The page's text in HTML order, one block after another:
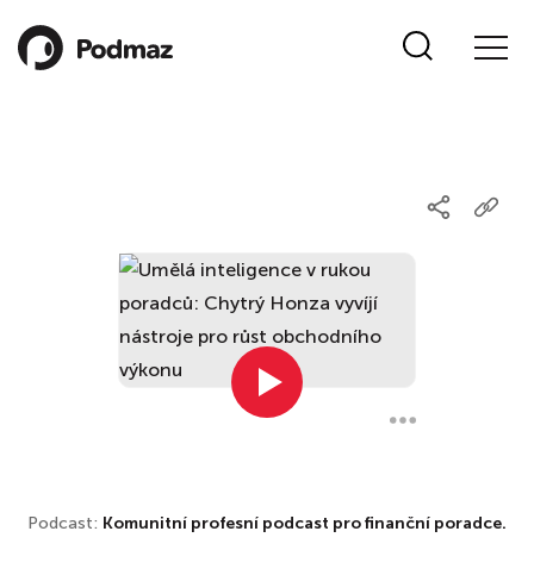
Podcast: Komunitní profesní podcast pro finanční poradce.